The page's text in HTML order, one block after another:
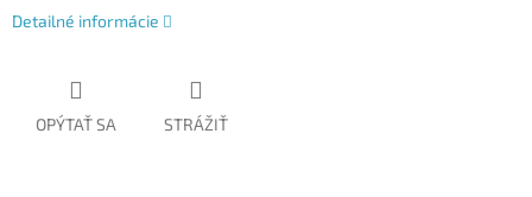
Detailné informácie
OPÝTAŤ SA STRÁŽIŤ